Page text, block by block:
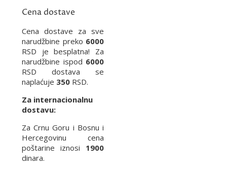
Cena dostave
Cena dostave za sve
narudžbine preko 6000
RSD je besplatna! Za
narudžbine ispod 6000
RSD dostava se
naplaćuje 350 RSD.
Za internacionalnu
dostavu:
Za Crnu Goru i Bosnu i
Hercegovinu cena
poštarine iznosi 1900
dinara.